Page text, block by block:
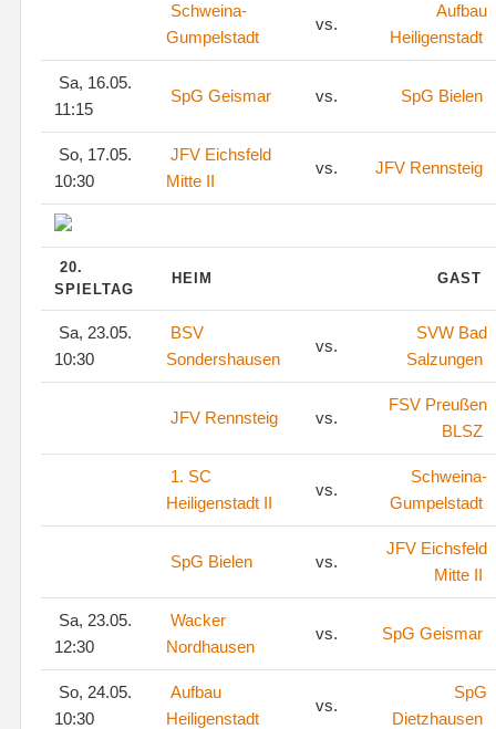
Schweina-
Gumpelstadt
vs.
Aufbau
Heiligenstadt
Sa, 16.05.
11:15
SpG Geismar vs. SpG Bielen
So, 17.05.
10:30
JFV Eichsfeld
Mitte II
vs. JFV Rennsteig
20.
SPIELTAG
HEIM GAST
Sa, 23.05.
10:30
BSV
Sondershausen
vs.
SVW Bad
Salzungen
JFV Rennsteig vs.
FSV Preußen
BLSZ
1. SC
Heiligenstadt II
vs.
Schweina-
Gumpelstadt
SpG Bielen vs.
JFV Eichsfeld
Mitte II
Sa, 23.05.
12:30
Wacker
Nordhausen
vs. SpG Geismar
So, 24.05.
10:30
Aufbau
Heiligenstadt
vs.
SpG
Dietzhausen